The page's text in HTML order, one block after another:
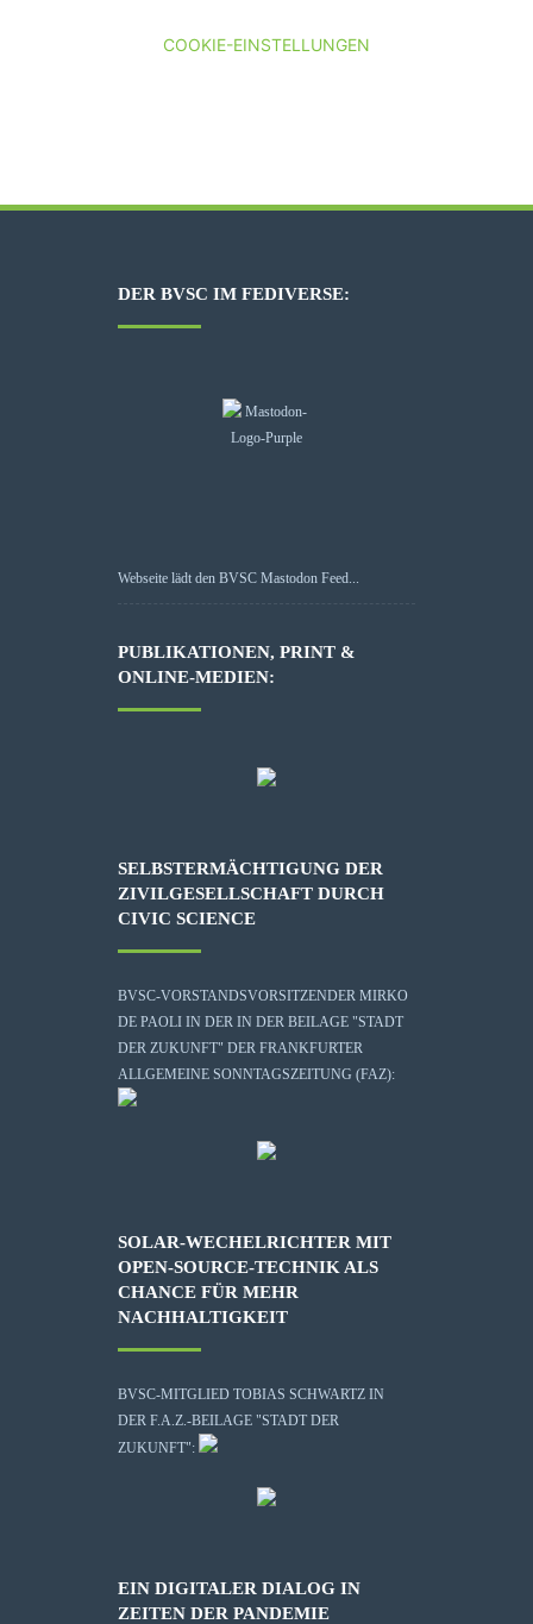
COOKIE-EINSTELLUNGEN
DER BVSC IM FEDIVERSE:
Webseite lädt den BVSC Mastodon Feed...
PUBLIKATIONEN, PRINT &
ONLINE-MEDIEN:
SELBSTERMÄCHTIGUNG DER
ZIVILGESELLSCHAFT DURCH
CIVIC SCIENCE
BVSC-VORSTANDSVORSITZENDER MIRKO
DE PAOLI IN DER IN DER BEILAGE "STADT
DER ZUKUNFT" DER FRANKFURTER
ALLGEMEINE SONNTAGSZEITUNG (FAZ):
SOLAR-WECHELRICHTER MIT
OPEN-SOURCE-TECHNIK ALS
CHANCE FÜR MEHR
NACHHALTIGKEIT
BVSC-MITGLIED TOBIAS SCHWARTZ IN
DER F.A.Z.-BEILAGE "STADT DER
ZUKUNFT":
EIN DIGITALER DIALOG IN
ZEITEN DER PANDEMIE